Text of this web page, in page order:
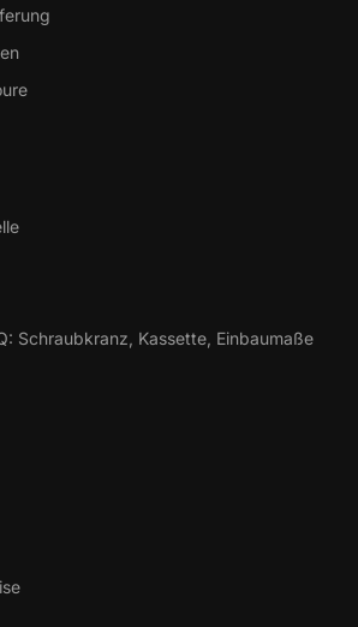
Schraubkranz, Kassette, Einbaumaße